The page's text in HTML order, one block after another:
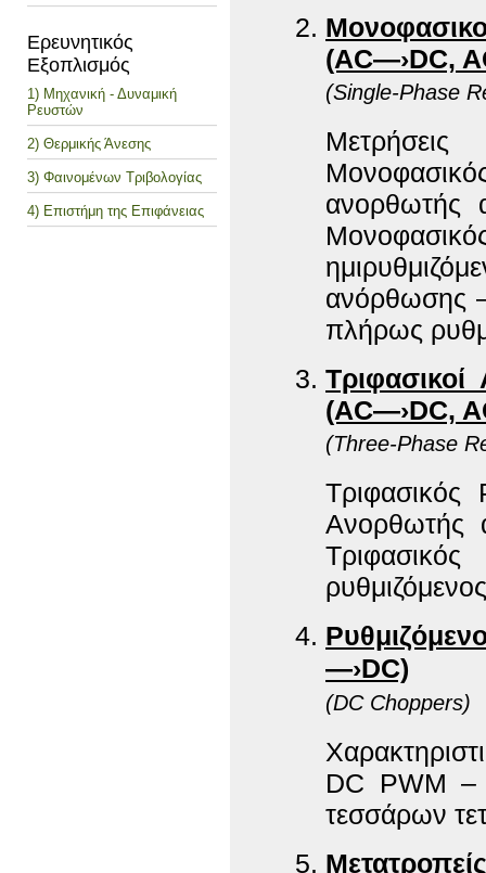
Ερευνητικός
Εξοπλισμός
1) Μηχανική - Δυναμική
Ρευστών
2) Θερμικής Άνεσης
3) Φαινομένων Τριβολογίας
4) Επιστήμη της Επιφάνειας
(AC—›DC,
(Single-Phase
ανορθωτής
ανόρθωσης
πλήρως
(AC—›DC,
(Three-Phase
Τριφασικός
Ανορθωτής
—›DC)
(DC Choppers)
DC PWM –
τεσσάρων